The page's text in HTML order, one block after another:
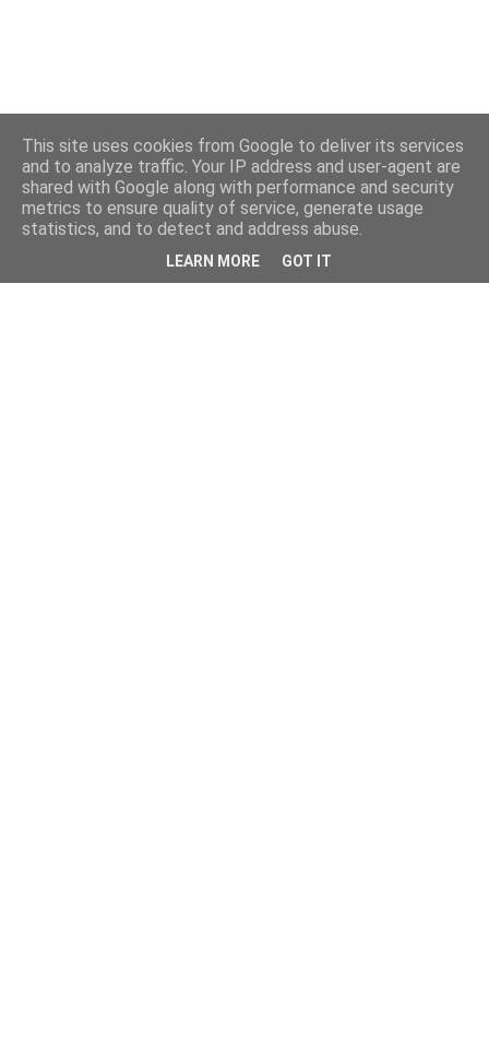
This site uses cookies from Google to deliver its services
and to analyze traffic. Your IP address and user-agent are
shared with Google along with performance and security
metrics to ensure quality of service, generate usage
statistics, and to detect and address abuse.
LEARN MORE GOT IT